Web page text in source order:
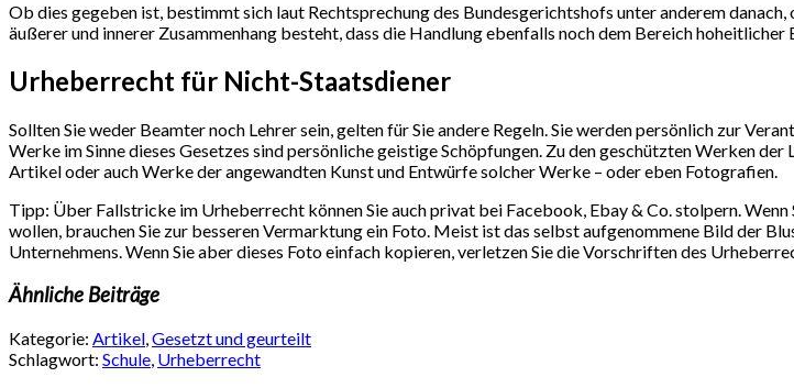
Ob dies gegeben ist, bestimmt sich laut Rechtsprechung des Bundesgerichtshofs unter anderem
äußerer und innerer Zusammenhang besteht, dass die Handlung ebenfalls noch dem Bereich
Urheberrecht für Nicht-Staatsdiener
Sollten Sie weder Beamter noch Lehrer sein, gelten für Sie andere Regeln. Sie werden persönlich zur
Werke im Sinne dieses Gesetzes sind persönliche geistige Schöpfungen. Zu den geschützten Werken
Artikel oder auch Werke der angewandten Kunst und Entwürfe solcher Werke – oder eben Fotografien.
Tipp: Über Fallstricke im Urheberrecht können Sie auch privat bei Facebook, Ebay & Co. stolpern.
wollen, brauchen Sie zur besseren Vermarktung ein Foto. Meist ist das selbst aufgenommene Bild der
Unternehmens. Wenn Sie aber dieses Foto einfach kopieren, verletzen Sie die Vorschriften des
Ähnliche Beiträge
Kategorie: Artikel Gesetzt und geurteilt
Schlagwort: Schule Urheberrecht